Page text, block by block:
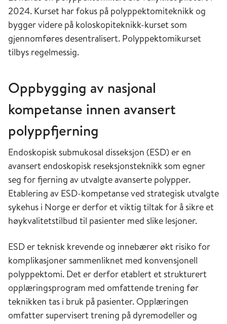
2024. Kurset har fokus på polyppektomiteknikk og
bygger videre på koloskopiteknikk-kurset som
gjennomføres desentralisert. Polyppektomikurset
tilbys regelmessig.
Oppbygging av nasjonal
kompetanse innen avansert
polyppfjerning
Endoskopisk submukosal disseksjon (ESD) er en
avansert endoskopisk reseksjonsteknikk som egner
seg for fjerning av utvalgte avanserte polypper.
Etablering av ESD-kompetanse ved strategisk utvalgte
sykehus i Norge er derfor et viktig tiltak for å sikre et
høykvalitetstilbud til pasienter med slike lesjoner.
ESD er teknisk krevende og innebærer økt risiko for
komplikasjoner sammenliknet med konvensjonell
polyppektomi. Det er derfor etablert et strukturert
opplæringsprogram med omfattende trening før
teknikken tas i bruk på pasienter. Opplæringen
omfatter supervisert trening på dyremodeller og